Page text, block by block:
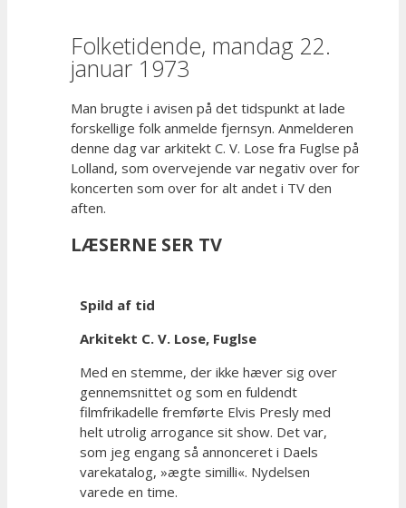
Folketidende, mandag 22.
januar 1973
Man brugte i avisen på det tidspunkt at lade
forskellige folk anmelde fjernsyn. Anmelderen
denne dag var arkitekt C. V. Lose fra Fuglse på
Lolland, som overvejende var negativ over for
koncerten som over for alt andet i TV den
aften.
LÆSERNE SER TV
Spild af tid
Arkitekt C. V. Lose, Fuglse
Med en stemme, der ikke hæver sig over
gennemsnittet og som en fuldendt
filmfrikadelle fremførte Elvis Presly med
helt utrolig arrogance sit show. Det var,
som jeg engang så annonceret i Daels
varekatalog, »ægte similli«. Nydelsen
varede en time.